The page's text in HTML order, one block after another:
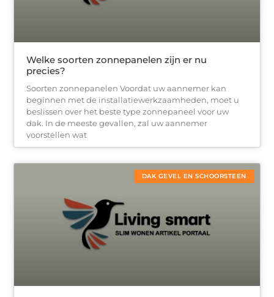
Welke soorten zonnepanelen zijn er nu
precies?
Soorten zonnepanelen Voordat uw aannemer kan
beginnen met de installatiewerkzaamheden, moet u
beslissen over het beste type zonnepaneel voor uw
dak. In de meeste gevallen, zal uw aannemer
voorstellen wat
DAK GEVEL EN SCHOORSTEEN